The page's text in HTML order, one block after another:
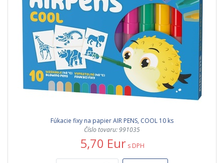
Fúkacie fixy na papier AIR PENS, COOL 10 ks
Číslo tovaru: 991035
5,70 Eur s DPH